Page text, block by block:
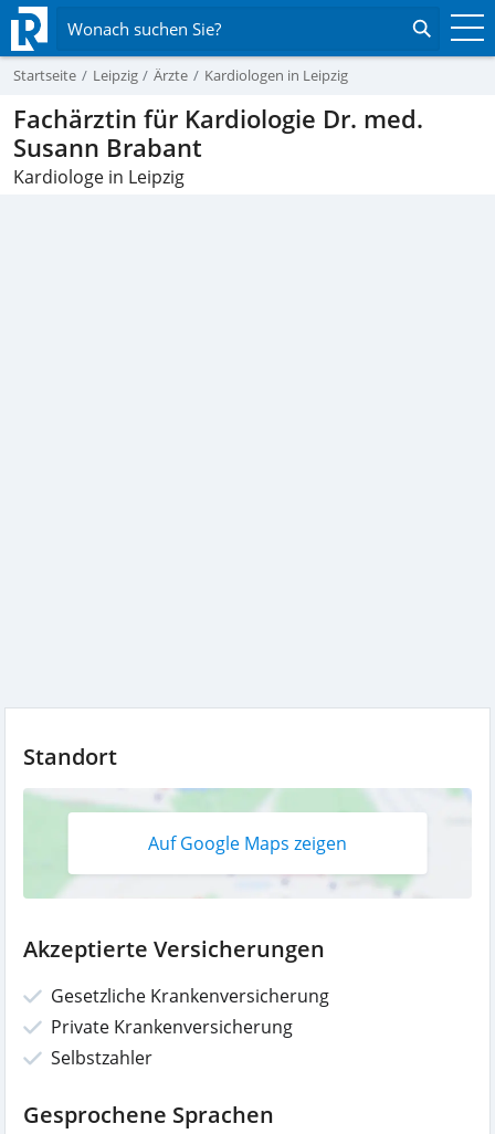
Wonach suchen Sie?
Startseite Leipzig Ärzte Kardiologen in Leipzig
Fachärztin für Kardiologie Dr. med.
Susann Brabant
Kardiologe in Leipzig
Standort
Auf Google Maps zeigen
Akzeptierte Versicherungen
Gesetzliche Krankenversicherung
Private Krankenversicherung
Selbstzahler
Gesprochene Sprachen